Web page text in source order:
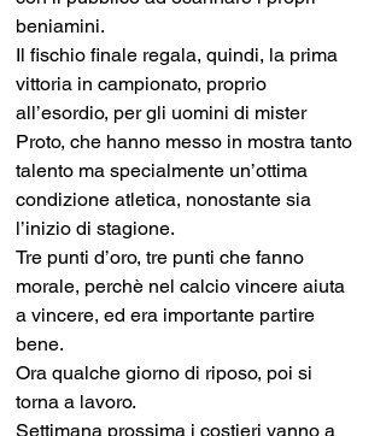
beniamini.
Il fischio finale regala, quindi, la prima
vittoria in campionato, proprio
all’esordio, per gli uomini di mister
Proto, che hanno messo in mostra tanto
talento ma specialmente un’ottima
condizione atletica, nonostante sia
l’inizio di stagione.
Tre punti d’oro, tre punti che fanno
morale, perchè nel calcio vincere aiuta
a vincere, ed era importante partire
bene.
Ora qualche giorno di riposo, poi si
torna a lavoro.
Settimana prossima i costieri vanno a